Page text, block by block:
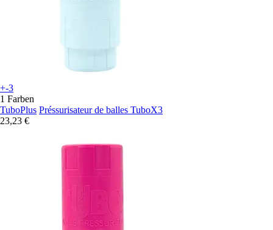
+-3
1 Farben
TuboPlus Préssurisateur de balles TuboX3
23,23 €